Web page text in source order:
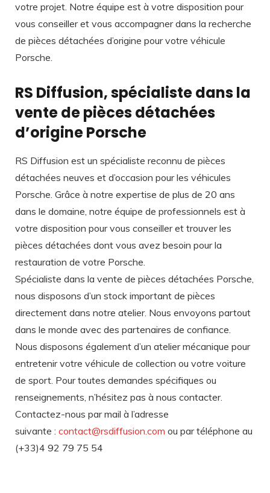
votre projet. Notre équipe est à votre disposition pour
vous conseiller et vous accompagner dans la recherche
de pièces détachées d’origine pour votre véhicule
Porsche.
RS Diffusion, spécialiste dans la
vente de pièces détachées
d’origine Porsche
RS Diffusion est un spécialiste reconnu de pièces
détachées neuves et d’occasion pour les véhicules
Porsche. Grâce à notre expertise de plus de 20 ans
dans le domaine, notre équipe de professionnels est à
votre disposition pour vous conseiller et trouver les
pièces détachées dont vous avez besoin pour la
restauration de votre Porsche.
Spécialiste dans la vente de pièces détachées Porsche,
nous disposons d’un stock important de pièces
directement dans notre atelier. Nous envoyons partout
dans le monde avec des partenaires de confiance.
Nous disposons également d’un atelier mécanique pour
entretenir votre véhicule de collection ou votre voiture
de sport. Pour toutes demandes spécifiques ou
renseignements, n’hésitez pas à nous contacter.
Contactez-nous par mail à l’adresse
suivante : contact@rsdiffusion.com ou par téléphone au
(+33)4 92 79 75 54